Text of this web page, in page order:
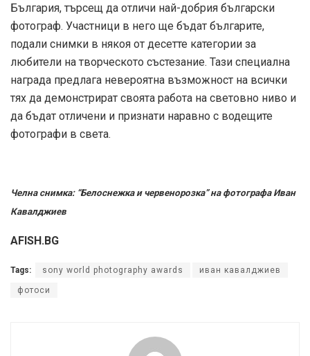
България, търсещ да отличи най-добрия български
фотограф. Участници в него ще бъдат българите,
подали снимки в някоя от десетте категории за
любители на творческото състезание. Тази специална
награда предлага невероятна възможност на всички
тях да демонстрират своята работа на световно ниво и
да бъдат отличени и признати наравно с водещите
фотографи в света.
Челна снимка: “Белоснежка и червенорозка” на фотографа Иван
Кавалджиев
AFISH.BG
Tags: sony world photography awards иван кавалджиев
фотоси